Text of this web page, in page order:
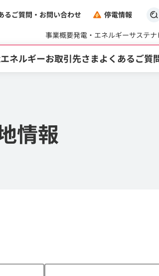
るご質問・お問い合わせ 停電情報
ネルギーお取引先さまよくあるご質
事業概要発電・エネルギーサステナ
情報